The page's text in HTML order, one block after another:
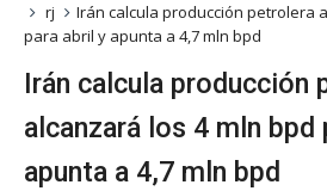
rj
Irán calcula producción petrolera
para abril y apunta a 4,7 mln bpd
Irán calcula producción
alcanzará los 4 mln bpd
apunta a 4,7 mln bpd